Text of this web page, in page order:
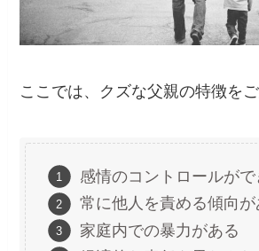
ここでは、クズな父親の特徴をご
感情のコントロールがで
常に他人を責める傾向が
家庭内での暴力がある